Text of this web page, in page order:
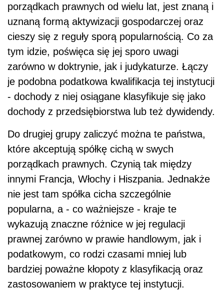
porządkach prawnych od wielu lat, jest znaną i
uznaną formą aktywizacji gospodarczej oraz
cieszy się z reguły sporą popularnością. Co za
tym idzie, poświęca się jej sporo uwagi
zarówno w doktrynie, jak i judykaturze. Łączy
je podobna podatkowa kwalifikacja tej instytucji
- dochody z niej osiągane klasyfikuje się jako
dochody z przedsiębiorstwa lub też dywidendy.
Do drugiej grupy zaliczyć można te państwa,
które akceptują spółkę cichą w swych
porządkach prawnych. Czynią tak między
innymi Francja, Włochy i Hiszpania. Jednakże
nie jest tam spółka cicha szczególnie
popularna, a - co ważniejsze - kraje te
wykazują znaczne różnice w jej regulacji
prawnej zarówno w prawie handlowym, jak i
podatkowym, co rodzi czasami mniej lub
bardziej poważne kłopoty z klasyfikacją oraz
zastosowaniem w praktyce tej instytucji.